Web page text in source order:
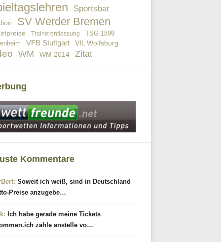
Sportsbar
SV Werder Bremen
Trainerentlassung
TSG 1899
VFB Stuttgart VfL Wolfsburg
WM WM 2014 Zitat
Kommentare
Soweit ich weiß, sind in Deutschland
Preise anzugebe…
Ich habe gerade meine Tickets
zahle anstelle vo…